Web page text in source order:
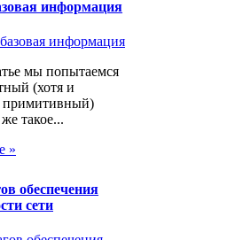
информация
мы попытаемся
(хотя и
примитивный)
такое...
»
обеспечения
сети